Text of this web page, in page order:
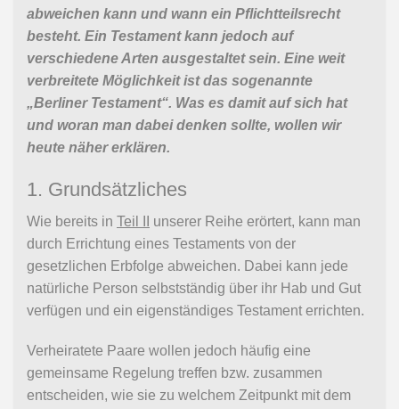
abweichen kann und wann ein Pflichtteilsrecht
besteht. Ein Testament kann jedoch auf
verschiedene Arten ausgestaltet sein. Eine weit
verbreitete Möglichkeit ist das sogenannte
„Berliner Testament“. Was es damit auf sich hat
und woran man dabei denken sollte, wollen wir
heute näher erklären.
1. Grundsätzliches
Wie bereits in Teil II
unserer Reihe erörtert, kann man
durch Errichtung eines Testaments von der
gesetzlichen Erbfolge abweichen. Dabei kann jede
natürliche Person selbstständig über ihr Hab und Gut
verfügen und ein eigenständiges Testament errichten.
Verheiratete Paare wollen jedoch häufig eine
gemeinsame Regelung treffen bzw. zusammen
entscheiden, wie sie zu welchem Zeitpunkt mit dem